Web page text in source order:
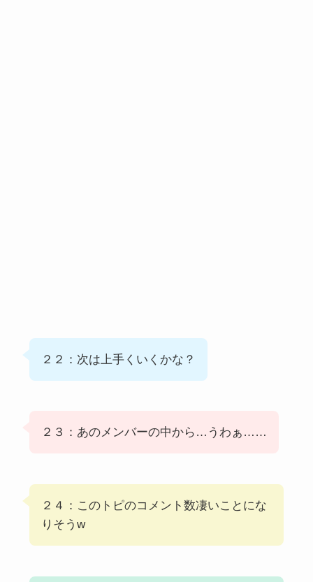
２２：次は上手くいくかな？
２３：あのメンバーの中から…うわぁ……
２４：このトピのコメント数凄いことにな
りそうw